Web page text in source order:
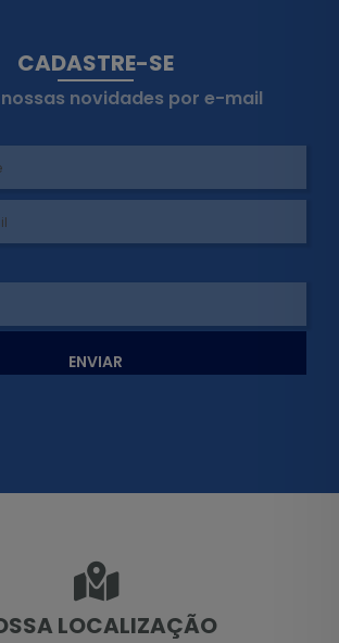
CADASTRE-SE
novidades por e-mail
ENVIAR
LOCALIZAÇÃO